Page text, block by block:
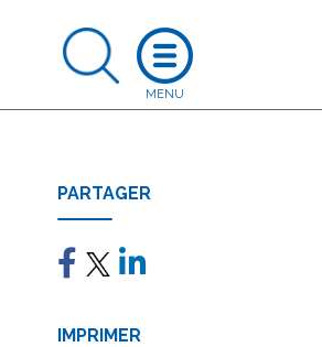
PARTAGER
IMPRIMER